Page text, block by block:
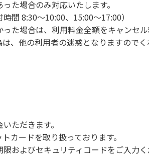
ァイヤー、打ち上げ式花火、テントサ
間で増水し、川原で遊んでいると大
で雨が降り急に増水することがある
た場合のみ対応いたします。
間 8:30～10:00、15:00～17:00）
た場合は、利用料金全額をキャンセル
、他の利用者の迷惑となりますのでく
ただきます。
カードを取り扱っております。
およびセキュリティコードをご入力く